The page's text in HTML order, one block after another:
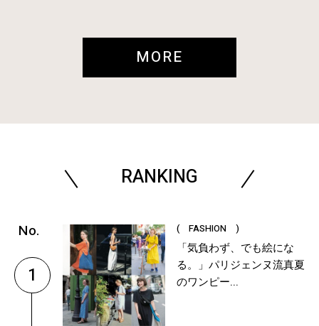
MORE
RANKING
1
( FASHION )
「気負わず、でも絵にな
る。」パリジェンヌ流真夏
のワンピー...